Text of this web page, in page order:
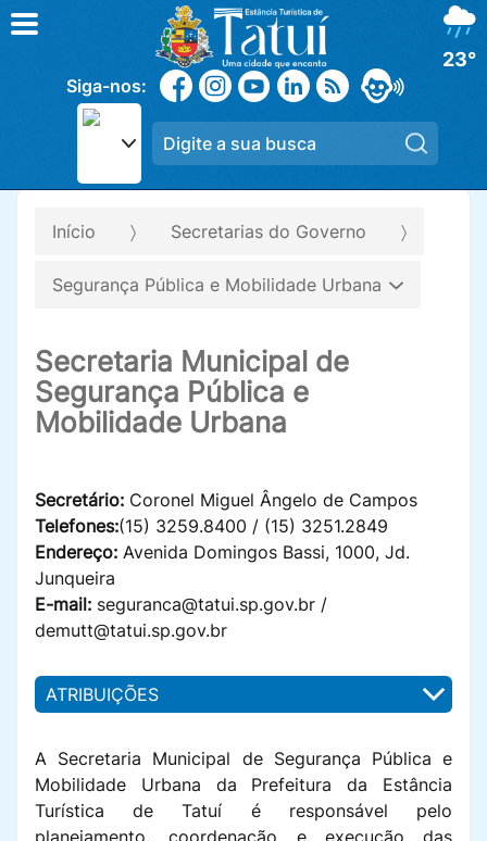
23°
Siga-nos:
Início Secretarias do Governo
Segurança Pública e Mobilidade Urbana
Secretaria Municipal de
Segurança Pública e
Mobilidade Urbana
Secretário: Coronel Miguel Ângelo de Campos
Telefones:(15) 3259.8400 / (15) 3251.2849
Endereço: Avenida Domingos Bassi, 1000, Jd.
Junqueira
E-mail: seguranca@tatui.sp.gov.br /
demutt@tatui.sp.gov.br
ATRIBUIÇÕES
A Secretaria Municipal de Segurança Pública e
Mobilidade Urbana da Prefeitura da Estância
Turística de Tatuí é responsável pelo